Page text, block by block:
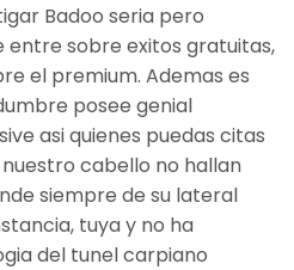
Badoo seri­a pero
sobre exitos gratuitas,
el premium. Ademas es
posee genial
asi quienes puedas citas
cabello no hallan
siempre de su lateral
tuya y no ha
del tunel carpiano